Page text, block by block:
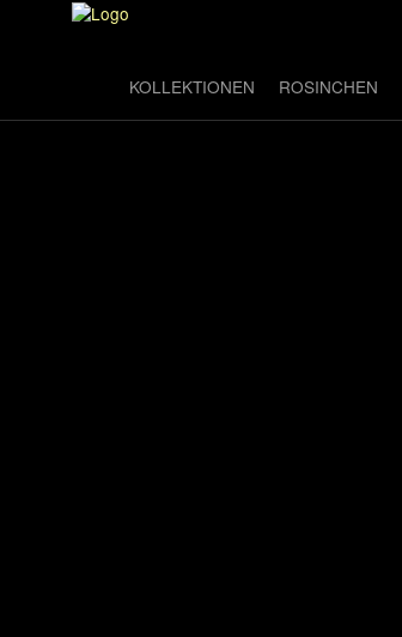
KOLLEKTIONEN ROSINCHEN